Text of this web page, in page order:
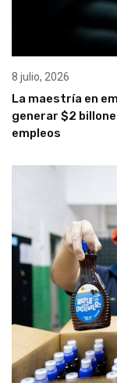
8 julio, 2026
La maestría en
generar $2
empleos